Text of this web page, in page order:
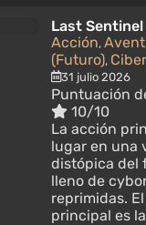
Last Sentinel
Acción,
(Futuro),
31 julio 2026
Puntuación
10/10
La acción
lugar en una
distópica del
lleno de
reprimidas.
principal es